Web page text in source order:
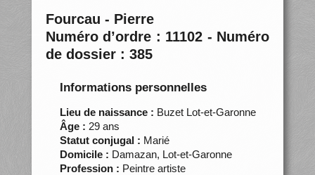
Fourcau - Pierre
Numéro d’ordre : 11102 - Numéro
de dossier : 385
Informations personnelles
Lieu de naissance : Buzet Lot-et-Garonne
Âge : 29 ans
Statut conjugal : Marié
Domicile : Damazan, Lot-et-Garonne
Profession : Peintre artiste